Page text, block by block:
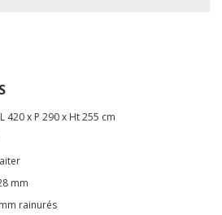
L 420 x P 290 x Ht 255 cm
mm
rainurés